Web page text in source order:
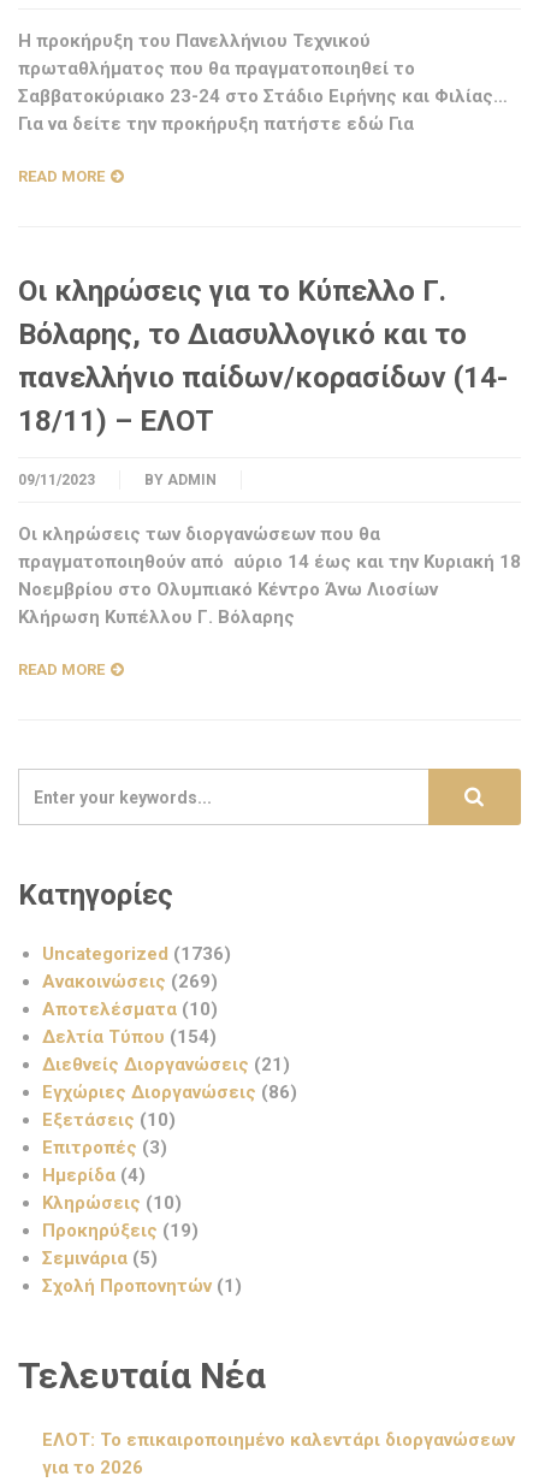
Η προκήρυξη του Πανελλήνιου Τεχνικού
πρωταθλήματος που θα πραγματοποιηθεί το
Σαββατοκύριακο 23-24 στο Στάδιο Ειρήνης και Φιλίας…
Για να δείτε την προκήρυξη πατήστε εδώ Για
READ MORE
Οι κληρώσεις για το Κύπελλο Γ.
Βόλαρης, το Διασυλλογικό και το
πανελλήνιο παίδων/κορασίδων (14-
18/11) – ΕΛΟΤ
09/11/2023 BY ADMIN
Οι κληρώσεις των διοργανώσεων που θα
πραγματοποιηθούν από αύριο 14 έως και την Κυριακή 18
Νοεμβρίου στο Ολυμπιακό Κέντρο Άνω Λιοσίων
Κλήρωση Κυπέλλου Γ. Βόλαρης
READ MORE
Κατηγορίες
Uncategorized (1736)
Ανακοινώσεις (269)
Αποτελέσματα (10)
Δελτία Τύπου (154)
Διεθνείς Διοργανώσεις (21)
Εγχώριες Διοργανώσεις (86)
Εξετάσεις (10)
Επιτροπές (3)
Ημερίδα (4)
Κληρώσεις (10)
Προκηρύξεις (19)
Σεμινάρια (5)
Σχολή Προπονητών (1)
Τελευταία Νέα
ΕΛΟΤ: Το επικαιροποιημένο καλεντάρι διοργανώσεων
για το 2026